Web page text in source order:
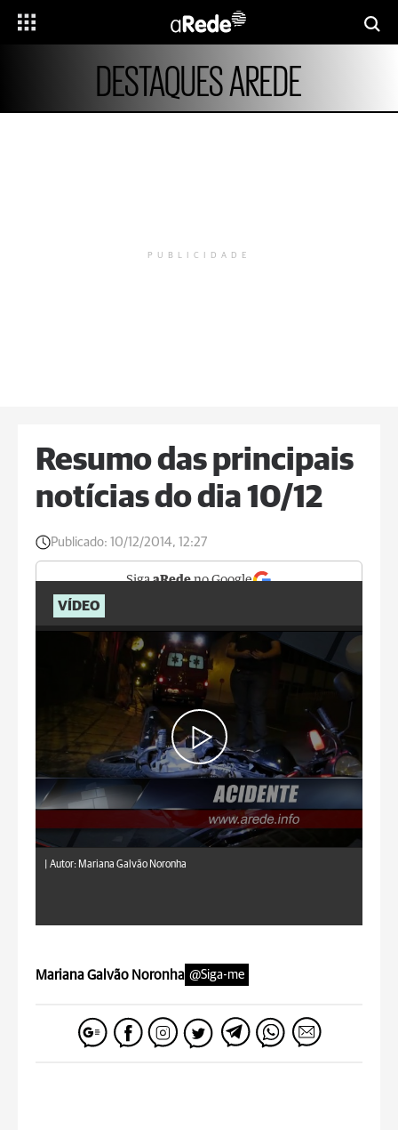
DESTAQUES AREDE
PUBLICIDADE
Resumo das principais
notícias do dia 10/12
Publicado: 10/12/2014, 12:27
SigaaRedeno Google
VÍDEO
Autor: Mariana Galvão Noronha
Mariana Galvão Noronha @Siga-me